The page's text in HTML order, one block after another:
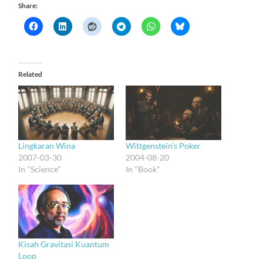
Share:
Related
Lingkaran Wina
2007-03-30
In "Science"
Wittgenstein’s Poker
2004-08-20
In "Book"
Kisah Gravitasi Kuantum
Loop